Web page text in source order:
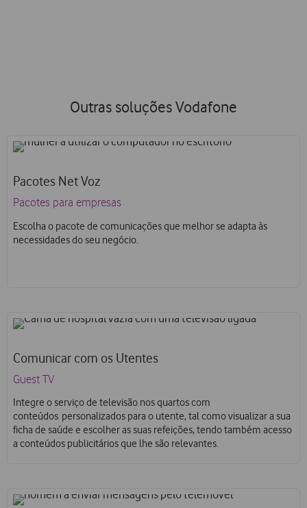
Outras soluções Vodafone
Pacotes Net Voz
Pacotes para empresas
Escolha o pacote de comunicações que melhor se adapta às
necessidades do seu negócio.
Comunicar com os Utentes
Guest TV
Integre o serviço de televisão nos quartos com
conteúdos personalizados para o utente, tal como visualizar a sua
ficha de saúde e escolher as suas refeições, tendo também acesso
a conteúdos publicitários que lhe são relevantes.